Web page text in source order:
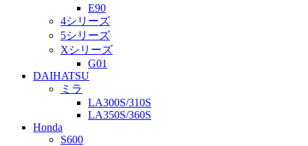
E90
4シリーズ
5シリーズ
Xシリーズ
G01
DAIHATSU
ミラ
LA300S/310S
LA350S/360S
Honda
S600